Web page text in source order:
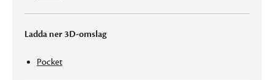
Ladda ner 3D-omslag
Pocket